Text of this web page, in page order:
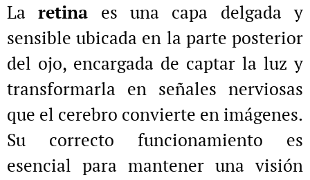
Laretina es una capa delgada y
sensible ubicada en la parte posterior
del ojo, encargada de captar la luz y
transformarla en señales nerviosas
que el cerebro convierte en imágenes.
Su correcto funcionamiento es
esencial para mantener una visión